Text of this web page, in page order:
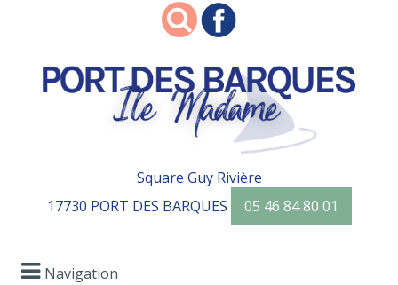
Square Guy Rivière
17730 PORT DES BARQUES
05 46 84 80 01
Navigation